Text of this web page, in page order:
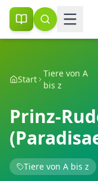
Start
Tiere von A
bis z
Prinz-
Tiere von A bis z